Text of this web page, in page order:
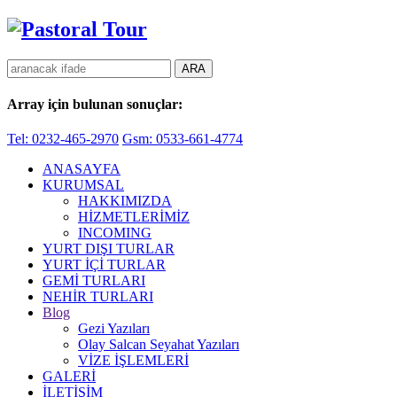
Array için bulunan sonuçlar:
Tel: 0232-465-2970 Gsm: 0533-661-4774
ANASAYFA
KURUMSAL
HAKKIMIZDA
HİZMETLERİMİZ
INCOMING
YURT DIŞI TURLAR
YURT İÇİ TURLAR
GEMİ TURLARI
NEHİR TURLARI
Blog
Gezi Yazıları
Olay Salcan Seyahat Yazıları
VİZE İŞLEMLERİ
GALERİ
İLETİŞİM